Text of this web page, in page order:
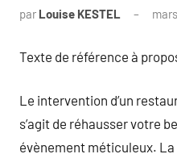
par Louise KESTEL
Texte de référence à
Le intervention d’un
s’agit de réhausser votre
évènement méticuleux.